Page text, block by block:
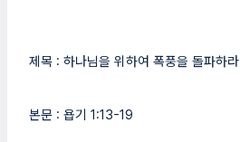
제목 : 하나님을 위하여 폭풍을 돌파하라
본문 : 욥기 1:13-19